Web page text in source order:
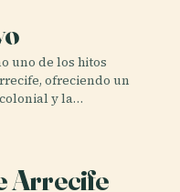
uno de los hitos
ofreciendo un
y la…
Arrecife